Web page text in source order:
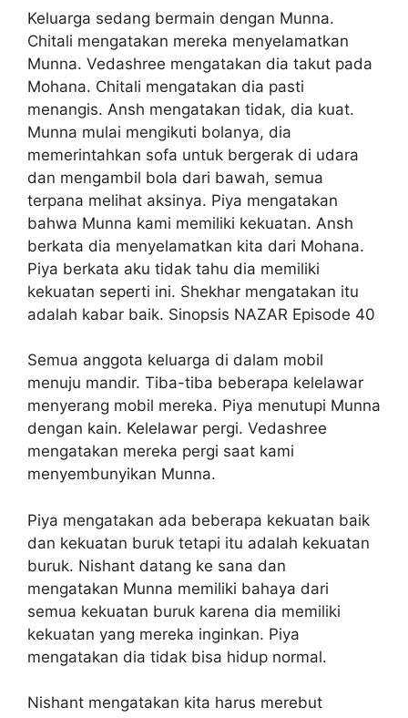
Keluarga sedang bermain dengan Munna.
Chitali mengatakan mereka menyelamatkan
Munna. Vedashree mengatakan dia takut pada
Mohana. Chitali mengatakan dia pasti
menangis. Ansh mengatakan tidak, dia kuat.
Munna mulai mengikuti bolanya, dia
memerintahkan sofa untuk bergerak di udara
dan mengambil bola dari bawah, semua
terpana melihat aksinya. Piya mengatakan
bahwa Munna kami memiliki kekuatan. Ansh
berkata dia menyelamatkan kita dari Mohana.
Piya berkata aku tidak tahu dia memiliki
kekuatan seperti ini. Shekhar mengatakan itu
adalah kabar baik. Sinopsis NAZAR Episode 40
Semua anggota keluarga di dalam mobil
menuju mandir. Tiba-tiba beberapa kelelawar
menyerang mobil mereka. Piya menutupi Munna
dengan kain. Kelelawar pergi. Vedashree
mengatakan mereka pergi saat kami
menyembunyikan Munna.
Piya mengatakan ada beberapa kekuatan baik
dan kekuatan buruk tetapi itu adalah kekuatan
buruk. Nishant datang ke sana dan
mengatakan Munna memiliki bahaya dari
semua kekuatan buruk karena dia memiliki
kekuatan yang mereka inginkan. Piya
mengatakan dia tidak bisa hidup normal.
Nishant mengatakan kita harus merebut